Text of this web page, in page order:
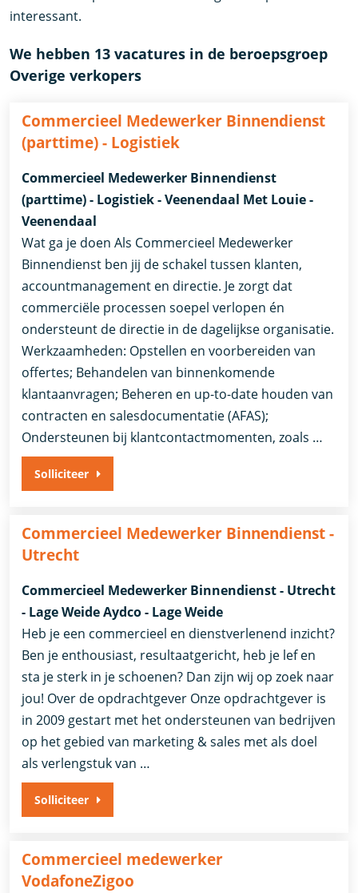
interessant.
We hebben 13 vacatures in de beroepsgroep
Overige verkopers
Commercieel Medewerker Binnendienst
(parttime) - Logistiek
Commercieel Medewerker Binnendienst
(parttime) - Logistiek - Veenendaal Met Louie -
Veenendaal
Wat ga je doen Als Commercieel Medewerker
Binnendienst ben jij de schakel tussen klanten,
accountmanagement en directie. Je zorgt dat
commerciële processen soepel verlopen én
ondersteunt de directie in de dagelijkse organisatie.
Werkzaamheden: Opstellen en voorbereiden van
offertes; Behandelen van binnenkomende
klantaanvragen; Beheren en up-to-date houden van
contracten en salesdocumentatie (AFAS);
Ondersteunen bij klantcontactmomenten, zoals …
Solliciteer
Commercieel Medewerker Binnendienst -
Utrecht
Commercieel Medewerker Binnendienst - Utrecht
- Lage Weide Aydco - Lage Weide
Heb je een commercieel en dienstverlenend inzicht?
Ben je enthousiast, resultaatgericht, heb je lef en
sta je sterk in je schoenen? Dan zijn wij op zoek naar
jou! Over de opdrachtgever Onze opdrachtgever is
in 2009 gestart met het ondersteunen van bedrijven
op het gebied van marketing & sales met als doel
als verlengstuk van …
Solliciteer
Commercieel medewerker
VodafoneZigoo